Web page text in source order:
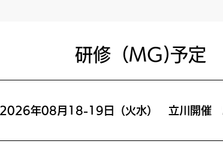
​研修（MG)予定
2026年08月18-19日（火水） 立川開催